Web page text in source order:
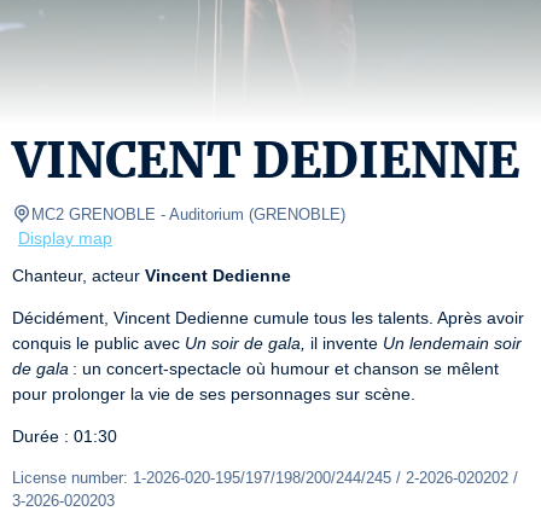
VINCENT DEDIENNE
MC2 GRENOBLE - Auditorium (GRENOBLE)
Display map
Chanteur, acteur Vincent Dedienne
Décidément, Vincent Dedienne cumule tous les talents. Après avoir
conquis le public avec Un soir de gala, il invente Un lendemain soir
de gala : un concert-spectacle où humour et chanson se mêlent
pour prolonger la vie de ses personnages sur scène.
Durée : 01:30
License number: 1-2026-020-195/197/198/200/244/245 / 2-2026-020202 /
3-2026-020203